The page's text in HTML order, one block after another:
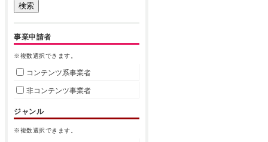
事業申請者
※複数選択できます。
コンテンツ系事業者
非コンテンツ事業者
ジャンル
※複数選択できます。